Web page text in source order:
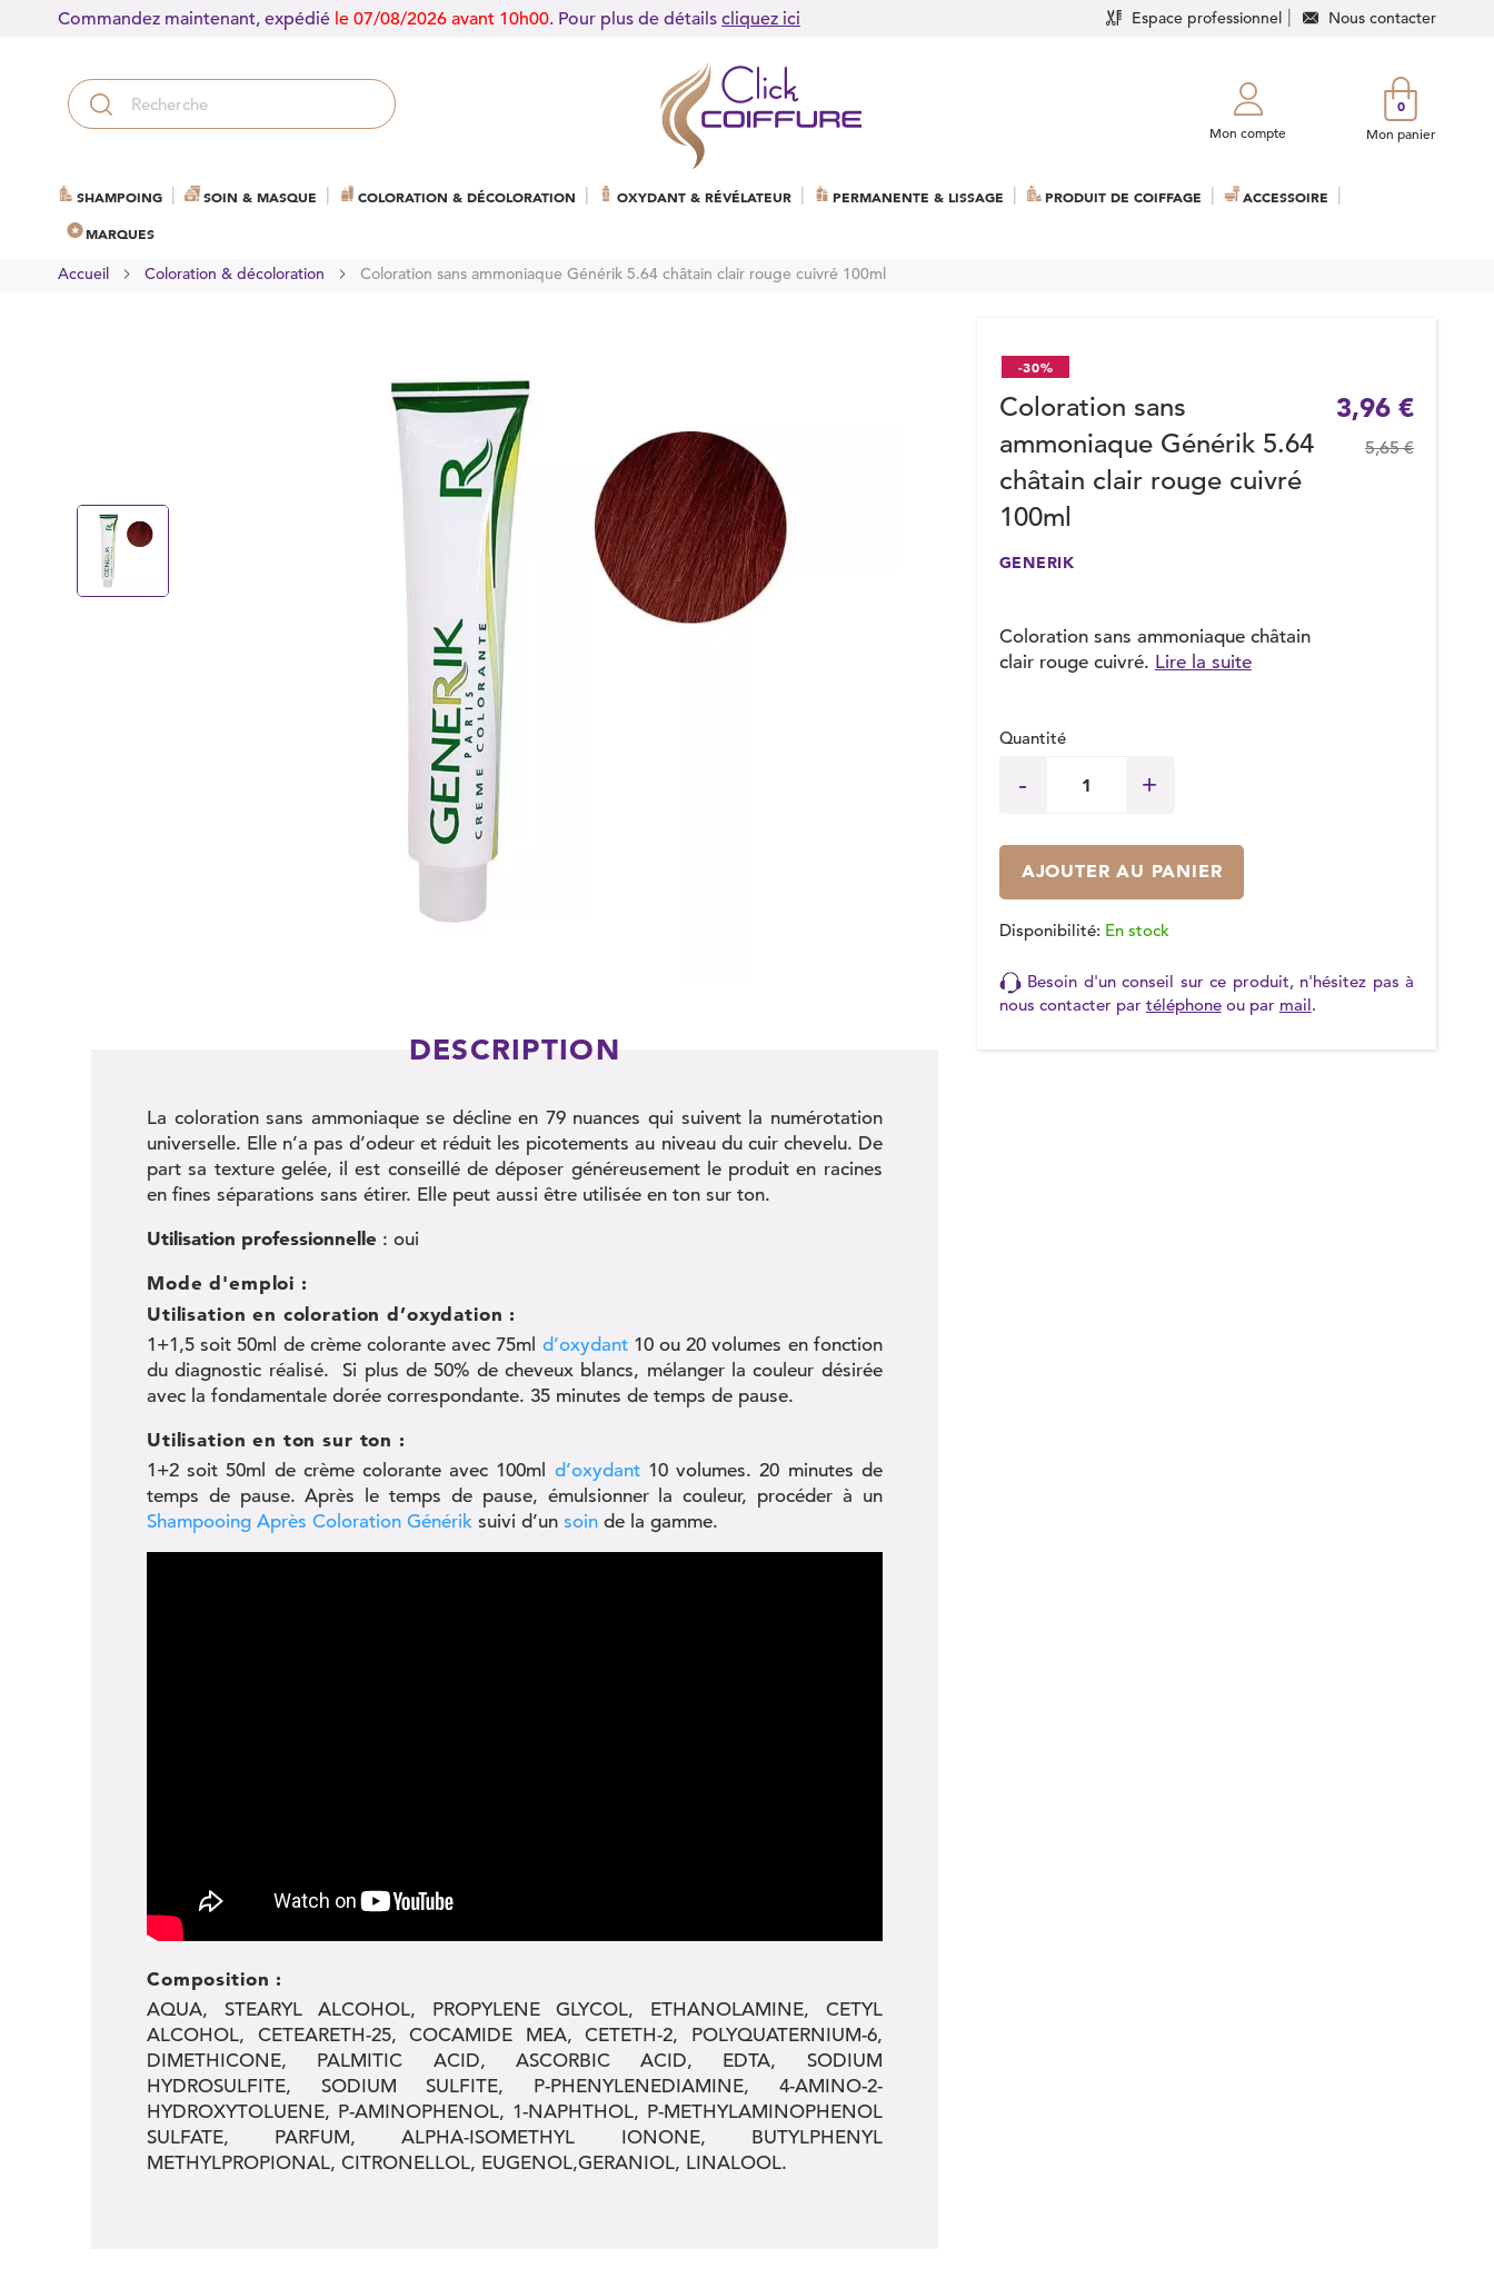
Commandez maintenant, expédié le 07/08/2026 avant 10h00. Pour plus de détails cliquez ici Espace professionnel Nous contacter
Mon compte
0
Mon panier
SHAMPOING SOIN & MASQUE COLORATION & DÉCOLORATION OXYDANT & RÉVÉLATEUR PERMANENTE & LISSAGE PRODUIT DE COIFFAGE ACCESSOIRE
MARQUES
Accueil Coloration & décoloration Coloration sans ammoniaque Générik 5.64 châtain clair rouge cuivré 100ml
-30%
Coloration sans
ammoniaque Générik 5.64
châtain clair rouge cuivré
100ml
GENERIK
Coloration sans ammoniaque châtain
clair rouge cuivré. Lire la suite
3,96 €
5,65 €
Quantité
AJOUTER AU PANIER
Disponibilité: En stock
Besoin d'un conseil sur ce produit, n'hésitez pas à
nous contacter par téléphoneou par mail.
DESCRIPTION
La coloration sans ammoniaque se décline en 79 nuances qui suivent la numérotation
universelle. Elle n’a pas d’odeur et réduit les picotements au niveau du cuir chevelu. De
part sa texture gelée, il est conseillé de déposer généreusement le produit en racines
en fines séparations sans étirer. Elle peut aussi être utilisée en ton sur ton.
Utilisation professionnelle : oui
Mode d'emploi :
Utilisation en coloration d’oxydation :
1+1,5 soit 50ml de crème colorante avec 75ml d’oxydant10 ou 20 volumes en fonction
du diagnostic réalisé. Si plus de 50% de cheveux blancs, mélanger la couleur désirée
avec la fondamentale dorée correspondante. 35 minutes de temps de pause.
Utilisation en ton sur ton :
1+2 soit 50ml de crème colorante avec 100ml d’oxydant10 volumes. 20 minutes de
temps de pause. Après le temps de pause, émulsionner la couleur, procéder à un
Shampooing Après Coloration Générik suivi d’un soin de la gamme.
Composition :
AQUA, STEARYL ALCOHOL, PROPYLENE GLYCOL, ETHANOLAMINE, CETYL
ALCOHOL, CETEARETH-25, COCAMIDE MEA, CETETH-2, POLYQUATERNIUM-6,
DIMETHICONE, PALMITIC ACID, ASCORBIC ACID, EDTA, SODIUM
HYDROSULFITE, SODIUM SULFITE, P-PHENYLENEDIAMINE, 4-AMINO-2-
HYDROXYTOLUENE, P-AMINOPHENOL, 1-NAPHTHOL, P-METHYLAMINOPHENOL
SULFATE, PARFUM, ALPHA-ISOMETHYL IONONE, BUTYLPHENYL
METHYLPROPIONAL, CITRONELLOL, EUGENOL,GERANIOL, LINALOOL.